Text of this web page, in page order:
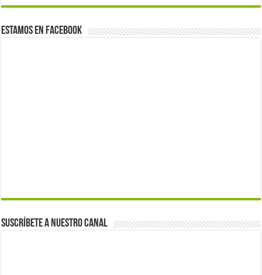
Estamos en Facebook
Suscríbete a nuestro canal